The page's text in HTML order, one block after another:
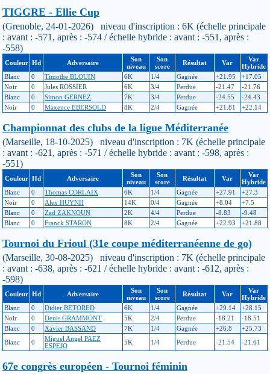
TIGGRE - Ellie Cup
(Grenoble, 24-01-2026) niveau d'inscription : 6K (échelle principale
: avant : -571, après : -574 / échelle hybride : avant : -551, après :
-558)
Couleur Hd Adversaire
Son
niveau
Son
score
Résultat Var
Var
Hybride
Blanc
0 Timothe BLOUIN 6K 1/4 Gagnée +21.95
+17.05
Noir
0 Jules ROSSIER 6K 3/4 Perdue -21.47
-21.76
Blanc
0 Simon GERNEZ 7K 3/4 Perdue -24.55
-24.43
Noir
0 Maxence EBERSOLD 8K 2/4 Gagnée +21.81 +22.14
Championnat des clubs de la ligue Méditerranée
(Marseille, 18-10-2025) niveau d'inscription : 7K (échelle principale
: avant : -621, après : -571 / échelle hybride : avant : -598, après :
-551)
Couleur Hd Adversaire
Son
niveau
Son
score
Résultat Var
Var
Hybride
Blanc
0 Thomas CORLAIX 6K 1/4 Gagnée +27.91
+27.3
Noir
0 Alex HUYNH 14K 0/4 Gagnée +8.04
+7.5
Blanc
0 Zad ZAKNOUN 2K 4/4 Perdue -8.83
-9.48
Blanc
0 Franck STARON 8K 2/4 Gagnée +22.93 +21.88
Tournoi du Frioul (31e coupe méditerranéenne de go)
(Marseille, 30-08-2025) niveau d'inscription : 7K (échelle principale
: avant : -638, après : -621 / échelle hybride : avant : -612, après :
-598)
Couleur Hd Adversaire
Son
niveau
Son
score
Résultat Var
Var
Hybride
Blanc
0 Didier BETORED 6K 1/4 Gagnée +29.14
+28.15
Noir
0 Denis GRAMMONT 5K 2/4 Perdue -18.21
-18.51
Blanc
0 Xavier BASSAND 7K 1/4 Gagnée +26.8
+25.73
Blanc
0
Miguel Angel PAEZ
ESPEJO
5K 1/4 Perdue -21.54 -21.61
67e congrès européen - Tournoi féminin